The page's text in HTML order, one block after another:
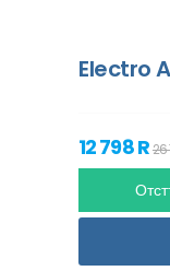
Electro
12 798 R26